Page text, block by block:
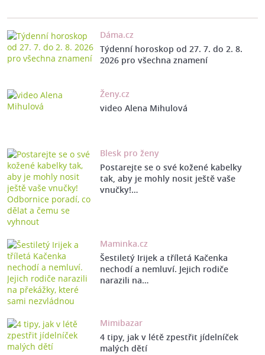
Dáma.cz
Týdenní horoskop od 27. 7. do 2. 8.
2026 pro všechna znamení
Ženy.cz
video Alena Mihulová
Blesk pro ženy
Postarejte se o své kožené kabelky
tak, aby je mohly nosit ještě vaše
vnučky!…
Maminka.cz
Šestiletý Irijek a tříletá Kačenka
nechodí a nemluví. Jejich rodiče
narazili na…
Mimibazar
4 tipy, jak v létě zpestřit jídelníček
malých dětí